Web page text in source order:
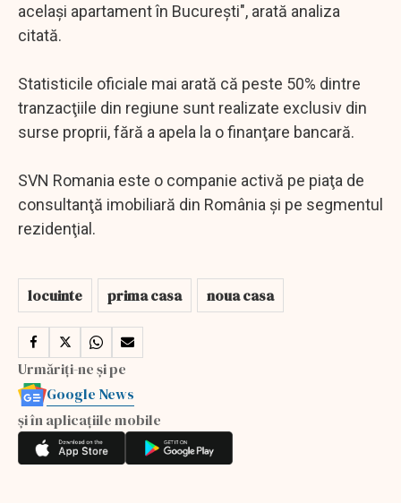
acelaşi apartament în Bucureşti", arată analiza
citată.
Statisticile oficiale mai arată că peste 50% dintre
tranzacţiile din regiune sunt realizate exclusiv din
surse proprii, fără a apela la o finanţare bancară.
SVN Romania este o companie activă pe piaţa de
consultanţă imobiliară din România şi pe segmentul
rezidenţial.
locuinte prima casa noua casa
Urmăriți-ne și pe
Google News
și în aplicațiile mobile